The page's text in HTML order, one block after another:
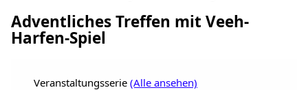
Adventliches Treffen mit Veeh-
Harfen-Spiel
Veranstaltungsserie(Alle ansehen)